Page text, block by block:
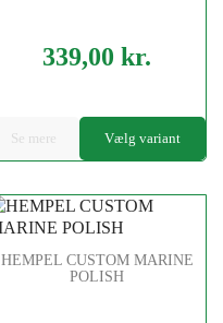
339,00 kr.
Se mere Vælg variant
HEMPEL CUSTOM MARINE
POLISH